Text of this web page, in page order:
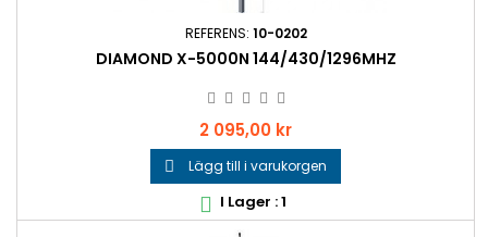
REFERENS: 10-0202
DIAMOND X-5000N 144/430/1296MHZ
Pris
2 095,00 kr
 Lägg till i varukorgen
 I Lager : 1